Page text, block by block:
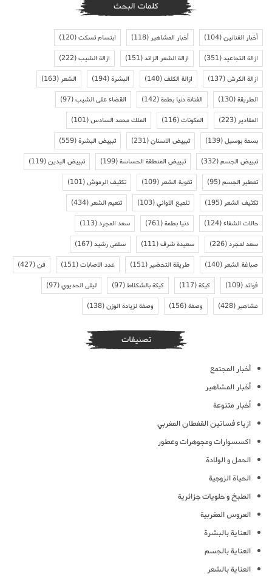
كلمات البحث
أخبار الفنانين(104) أخبار المشاهير(118) ابتسام تسكت(120)
ازالة التجاعيد(351) ازالة الشعر الزائد(151) ازالة الشيب(222)
ازالة الكرش(137) ازالة الكلف(140) البشرة(194) الشعر(163)
الطريقة(130) الفنانة دنيا بطمة(142) القضاء على الشيب(97)
المقادير(223) المكونات(116) الملك محمد السادس(101)
بسمة بوسيل(139) تبييض الاسنان(231) تبييض البشرة(559)
تبييض الجسم(332) تبييض المنطقة الحساسة(199) تبييض اليدين(119)
تعطير الجسم(95) تقوية الشعر(109) تكثيف الرموش(101)
تكثيف الشعر(195) تلميع الاواني(103) تنعيم الشعر(434)
حالات الشفاء(124) دنيا بطمة(761) سعد المجرد(113)
سعد لمجرد(226) سعيدة شرف(111) سلمى رشيد(167)
صباغة الشعر(140) طريقة التحضير(151) عدد الاصابات(151) فن(427)
فوائد(109) كيكة(117) كيكة بالشكلاط(97) ليلى الحديوي(97)
مشاهير(428) وصفة(156) وصفة لزيادة الوزن(138)
تصنيفات
أخبار المجتمع
أخبار المشاهير
أخبار متنوعة
ازياء فساتين القفطان المغربي
اكسسوارات ومجوهرات وعطور
الحمل و الولادة
الحياة الزوجية
الطبخ و حلويات جزائرية
العروس المغربية
العناية بالبشرة
العناية بالجسم
العناية بالشعر